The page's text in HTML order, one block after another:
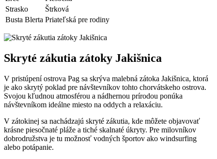
Strasko
Štrková
Busta Blerta Priateľská pre rodiny
Skryté zákutia zátoky Jakišnica
V pristúpení ostrova Pag sa skrýva malebná zátoka Jakišnica, ktorá
je ako skrytý poklad pre návštevníkov tohto chorvátskeho ostrova.
Svojou kľudnou atmosférou a nádhernou prírodou ponúka
návštevníkom ideálne miesto na oddych a relaxáciu.
V zátokinej sa nachádzajú skryté zákutia, kde môžete objavovať
krásne piesočnaté pláže a tiché skalnaté úkryty. Pre milovníkov
dobrodružstva je tu možnosť vodných športov ako windsurfing
alebo potápanie.